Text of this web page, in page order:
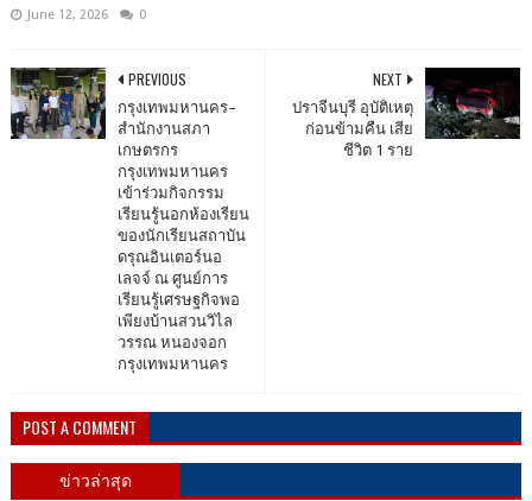
June 12, 2026 0
NEXT
ปราจีนบุรี อุบัติเหตุ
ก่อนข้ามคืน เสีย
ชีวิต 1 ราย
PREVIOUS
กรุงเทพมหานคร–
สำนักงานสภา
เกษตรกร
กรุงเทพมหานคร
เข้าร่วมกิจกรรม
เรียนรู้นอกห้องเรียน
ของนักเรียนสถาบัน
ดรุณอินเตอร์นอ
เลจจ์ ณ ศูนย์การ
เรียนรู้เศรษฐกิจพอ
เพียงบ้านสวนวิไล
วรรณ หนองจอก
กรุงเทพมหานคร
POST A COMMENT
ข่าวล่าสุด